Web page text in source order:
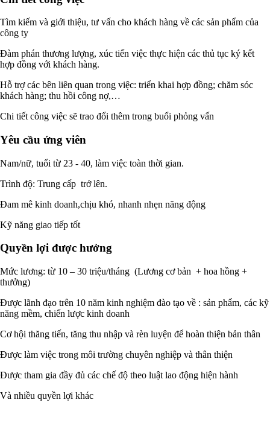
Tìm kiếm và giới thiệu, tư vấn cho khách hàng về các sản phẩm của
công ty
Đàm phán thương lượng, xúc tiến việc thực hiện các thủ tục ký kết
hợp đồng với khách hàng.
Hỗ trợ các bên liên quan trong việc: triển khai hợp đồng; chăm sóc
khách hàng; thu hồi công nợ,…
Chi tiết công việc sẽ trao đổi thêm trong buổi phỏng vấn
Yêu cầu ứng viên
Nam/nữ, tuổi từ 23 - 40, làm việc toàn thời gian.
Trình độ: Trung cấp trở lên.
Đam mê kinh doanh,chịu khó, nhanh nhẹn năng động
Kỹ năng giao tiếp tốt
Quyền lợi được hưởng
Mức lương: từ 10 – 30 triệu/tháng (Lương cơ bản + hoa hồng +
thưởng)
Được lãnh đạo trên 10 năm kinh nghiệm đào tạo về : sản phẩm, các kỹ
năng mềm, chiến lược kinh doanh
Cơ hội thăng tiến, tăng thu nhập và rèn luyện để hoàn thiện bản thân
Được làm việc trong môi trường chuyên nghiệp và thân thiện
Được tham gia đầy đủ các chế độ theo luật lao động hiện hành
Và nhiều quyền lợi khác